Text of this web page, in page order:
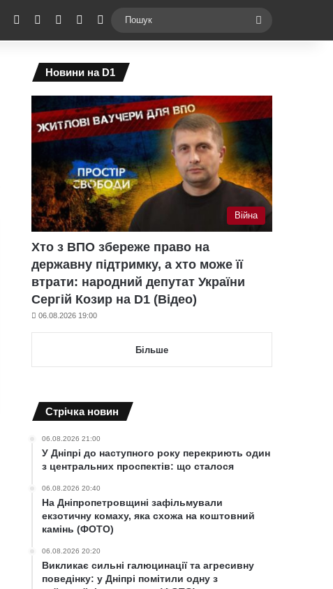
Facebook YouTubeInstagramTelegramSwitch skin
Новини на D1
Війна
Хто з ВПО збереже право на
державну підтримку, а хто може її
втрати: народний депутат України
Сергій Козир на D1 (Відео)
06.08.2026 19:00
Більше
Cтрічка новин
06.08.2026 21:00
У Дніпрі до наступного року перекриють один
з центральних проспектів: що сталося
06.08.2026 20:40
На Дніпропетровщині зафільмували
екзотичну комаху, яка схожа на коштовний
камінь (ФОТО)
06.08.2026 20:20
Викликає сильні галюцинації та агресивну
поведінку: у Дніпрі помітили одну з